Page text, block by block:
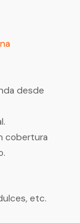
desde
cobertura
etc.